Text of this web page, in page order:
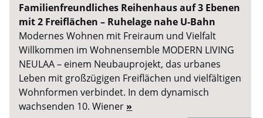
Familienfreundliches Reihenhaus auf 3 Ebenen
mit 2 Freiflächen – Ruhelage nahe U-Bahn
Modernes Wohnen mit Freiraum und Vielfalt
Willkommen im Wohnensemble MODERN LIVING
NEULAA – einem Neubauprojekt, das urbanes
Leben mit großzügigen Freiflächen und vielfältigen
Wohnformen verbindet. In dem dynamisch
wachsenden 10. Wiener »